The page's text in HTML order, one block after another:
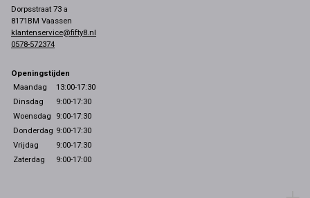
Dorpsstraat 73 a
8171BM Vaassen
klantenservice@fifty8.nl
0578-572374
Openingstijden
Maandag
13:00-17:30
Dinsdag
9:00-17:30
Woensdag
9:00-17:30
Donderdag 9:00-17:30
Vrijdag
9:00-17:30
Zaterdag
9:00-17:00